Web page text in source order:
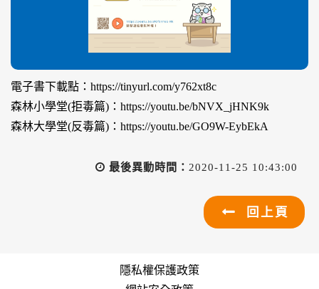
電子書下載點：https://tinyurl.com/y762xt8c
森林小學堂(拒毒篇)：https://youtu.be/bNVX_jHNK9k
森林大學堂(反毒篇)：https://youtu.be/GO9W-EybEkA
最後異動時間： 2020-11-25 10:43:00
回上頁
隱私權保護政策